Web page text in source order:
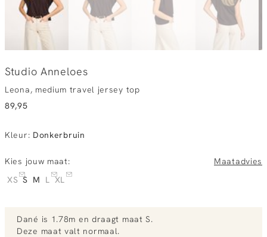
Studio Anneloes
Leona, medium travel jersey top
89,95
Kleur: Donkerbruin
Kies jouw maat:
Maatadvies
XS S M L XL
Dané is 1.78m en draagt maat S.
Deze maat valt normaal.